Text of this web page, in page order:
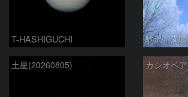
T-HASHIGUCHI 駒沢 満晴
土星(20260805)